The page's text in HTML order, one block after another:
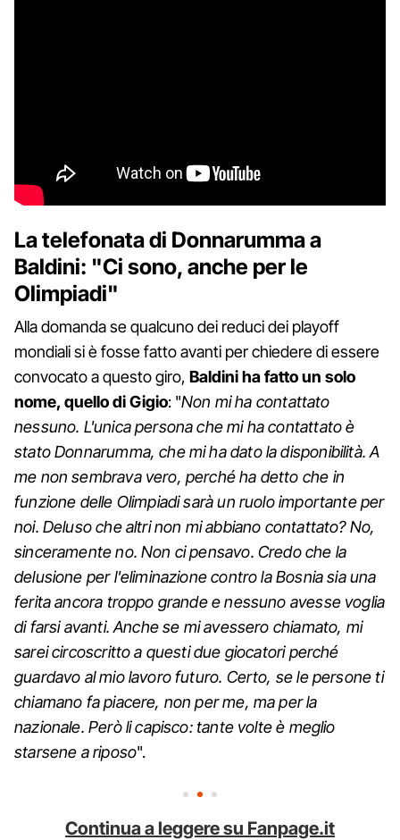
La telefonata di Donnarumma a
Baldini: "Ci sono, anche per le
Olimpiadi"
Alla domanda se qualcuno dei reduci dei playoff
mondiali si è fosse fatto avanti per chiedere di essere
convocato a questo giro, Baldini ha fatto un solo
nome, quello di Gigio: "Non mi ha contattato
nessuno. L'unica persona che mi ha contattato è
stato Donnarumma, che mi ha dato la disponibilità. A
me non sembrava vero, perché ha detto che in
funzione delle Olimpiadi sarà un ruolo importante per
noi. Deluso che altri non mi abbiano contattato? No,
sinceramente no. Non ci pensavo. Credo che la
delusione per l'eliminazione contro la Bosnia sia una
ferita ancora troppo grande e nessuno avesse voglia
di farsi avanti. Anche se mi avessero chiamato, mi
sarei circoscritto a questi due giocatori perché
guardavo al mio lavoro futuro. Certo, se le persone ti
chiamano fa piacere, non per me, ma per la
nazionale. Però li capisco: tante volte è meglio
starsene a riposo".
Continua a leggere su Fanpage.it